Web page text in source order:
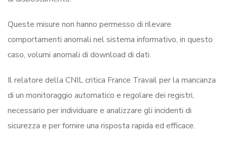
Queste misure non hanno permesso di rilevare
comportamenti anomali nel sistema informativo, in questo
caso, volumi anomali di download di dati.
Il relatore della CNIL critica France Travail per la mancanza
di un monitoraggio automatico e regolare dei registri,
necessario per individuare e analizzare gli incidenti di
sicurezza e per fornire una risposta rapida ed efficace.